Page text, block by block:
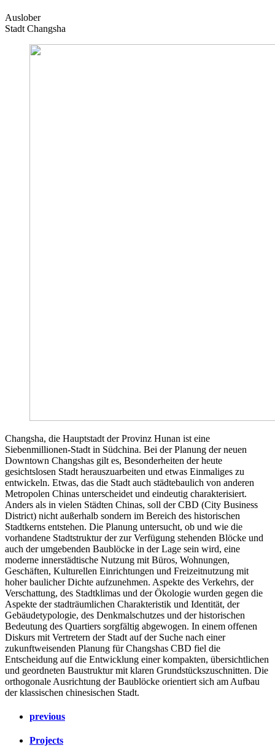
Auslober
Stadt Changsha
Changsha, die Hauptstadt der Provinz Hunan ist eine
Siebenmillionen-Stadt in Südchina. Bei der Planung der neuen
Downtown Changshas gilt es, Besonderheiten der heute
gesichtslosen Stadt herauszuarbeiten und etwas Einmaliges zu
entwickeln. Etwas, das die Stadt auch städtebaulich von anderen
Metropolen Chinas unterscheidet und eindeutig charakterisiert.
Anders als in vielen Städten Chinas, soll der CBD (City Business
District) nicht außerhalb sondern im Bereich des historischen
Stadtkerns entstehen. Die Planung untersucht, ob und wie die
vorhandene Stadtstruktur der zur Verfügung stehenden Blöcke und
auch der umgebenden Baublöcke in der Lage sein wird, eine
moderne innerstädtische Nutzung mit Büros, Wohnungen,
Geschäften, Kulturellen Einrichtungen und Freizeitnutzung mit
hoher baulicher Dichte aufzunehmen. Aspekte des Verkehrs, der
Verschattung, des Stadtklimas und der Ökologie wurden gegen die
Aspekte der stadträumlichen Charakteristik und Identität, der
Gebäudetypologie, des Denkmalschutzes und der historischen
Bedeutung des Quartiers sorgfältig abgewogen. In einem offenen
Diskurs mit Vertretern der Stadt auf der Suche nach einer
zukunftweisenden Planung für Changshas CBD fiel die
Entscheidung auf die Entwicklung einer kompakten, übersichtlichen
und geordneten Baustruktur mit klaren Grundstückszuschnitten. Die
orthogonale Ausrichtung der Baublöcke orientiert sich am Aufbau
der klassischen chinesischen Stadt.
previous
Projects